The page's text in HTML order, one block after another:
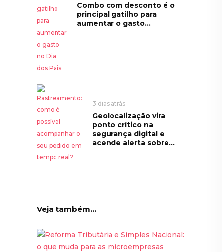
Combo com desconto é o
principal gatilho para
aumentar o gasto...
3 dias atrás
Geolocalização vira
ponto crítico na
segurança digital e
acende alerta sobre...
Veja também...